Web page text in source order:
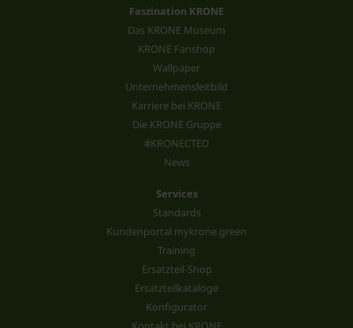
Faszination KRONE
Das KRONE Museum
KRONE Fanshop
Wallpaper
Unternehmensleitbild
Karriere bei KRONE
Die KRONE Gruppe
#KRONECTED
News
Services
Standards
Kundenportal mykrone.green
Training
Ersatzteil-Shop
Ersatzteilkataloge
Konfigurator